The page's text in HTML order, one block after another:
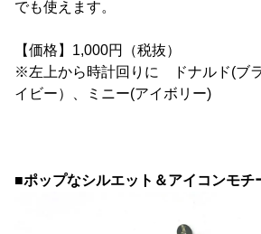
でも使えます。
【価格】1,000円（税抜）
※左上から時計回りに ドナルド(ブ
イビー）、ミニー(アイボリー)
■ポップなシルエット＆アイコンモチ